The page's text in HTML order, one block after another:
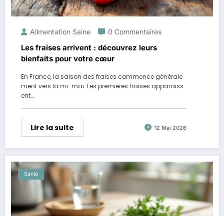
Alimentation Saine 0 Commentaires
Les fraises arrivent : découvrez leurs
bienfaits pour votre cœur
En France, la saison des fraises commence générale
ment vers la mi-mai. Les premières fraises apparaiss
ent…
Lire la suite 12 Mai 2026
Santé